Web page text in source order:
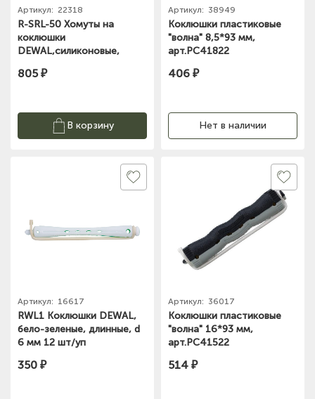
Артикул: 22318
R-SRL-50 Хомуты на
коклюшки
DEWAL,силиконовые,
805 ₽
В корзину
Артикул: 38949
Коклюшки пластиковые
"волна" 8,5*93 мм,
арт.PC41822
406 ₽
Нет в наличии
Артикул: 16617
RWL1 Коклюшки DEWAL,
бело-зеленые, длинные, d
6 мм 12 шт/уп
350 ₽
Артикул: 36017
Коклюшки пластиковые
"волна" 16*93 мм,
арт.PC41522
514 ₽